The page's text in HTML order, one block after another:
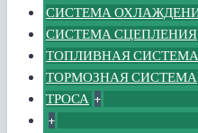
СИСТЕМА
СИСТЕМА СЦЕПЛЕНИЯ
ТОПЛИВНАЯ СИСТЕМА
ТОРМОЗНАЯ СИСТЕМА
ТРОСА +
+